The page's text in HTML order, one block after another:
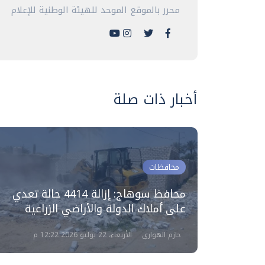
محرر بالموقع الموحد للهيئة الوطنية للإعلام
أخبار ذات صلة
محافظات
محافظ سوهاج: إزالة 4414 حالة تعدي
على أملاك الدولة والأراضي الزراعية
حازم الهواري الأربعاء، 22 يوليو 2026 12:22 م